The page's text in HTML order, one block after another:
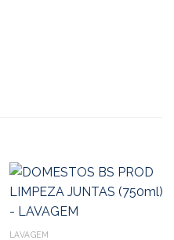
LAVAGEM